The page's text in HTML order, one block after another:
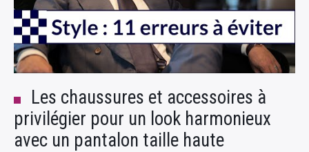
Les chaussures et accessoires à
privilégier pour un look harmonieux
avec un pantalon taille haute